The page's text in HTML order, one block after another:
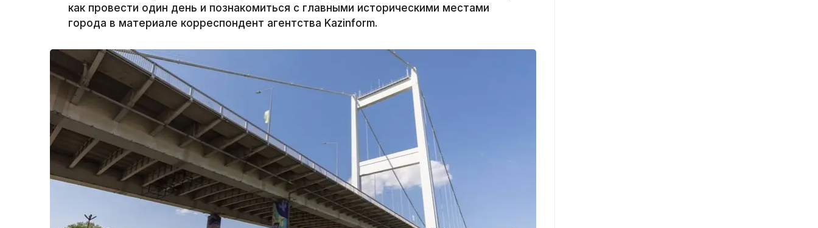
как провести один день и познакомиться с главными историческими местами
города в материале корреспондент агентства Kazinform.